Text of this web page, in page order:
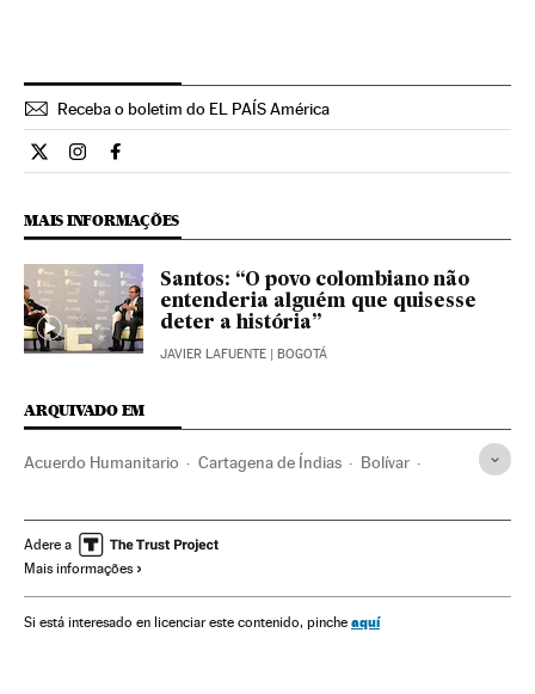
Receba o boletim do EL PAÍS América
Internacional El País Brasil en Twitter
Internacional El País Brasil en Instagram
Internacional El País Brasil en Facebook
MAIS INFORMAÇÕES
Santos: “O povo colombiano não
entenderia alguém que quisesse
deter a história”
JAVIER LAFUENTE | BOGOTÁ
ARQUIVADO EM
Acuerdo Humanitario Cartagena de Índias Bolívar
Acordos paz Colômbia
América do Sul
Guerra América Conflitos Terrorismo
Adere a
Mais informações
Si está interesado en licenciar este contenido, pinche aquí